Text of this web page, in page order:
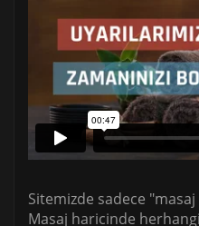
Sitemizde sadece
Masaj haricinde